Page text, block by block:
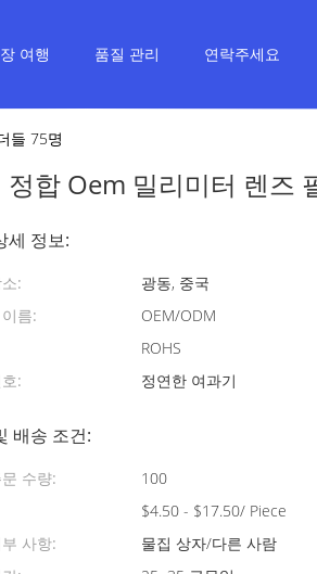
여행 품질 관리 연락주세요
들 75명
정합 Oem 밀리미터 렌즈
세 정보:
:
광동, 중국
름:
OEM/ODM
ROHS
:
정연한 여과기
배송 조건:
수량:
100
$4.50 - $17.50/ Piece
사항:
물집 상자/다른 사람